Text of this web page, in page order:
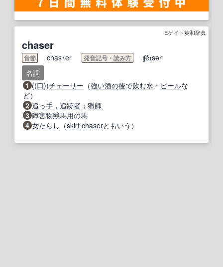
Eゲイト英和辞典
chaser
音節 chas･er 発音記号・ 読み方
ʧéɪsər
名詞
1 ((口))チェーサー （強い酒の後で飲む水 ・ ビールな
ど）
2 追っ手 ， 追跡者 ； 猟師
3 障害物競馬用の馬
4 女たらし （skirt chaserともいう）